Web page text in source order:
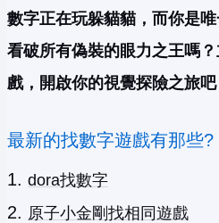
數字正在玩躲貓貓，而你是
看破所有偽裝的眼力之王嗎
戲，開啟你的視覺探險之旅吧
最新的找數字遊戲有那些?
dora找數字
原子小金剛找相同遊戲